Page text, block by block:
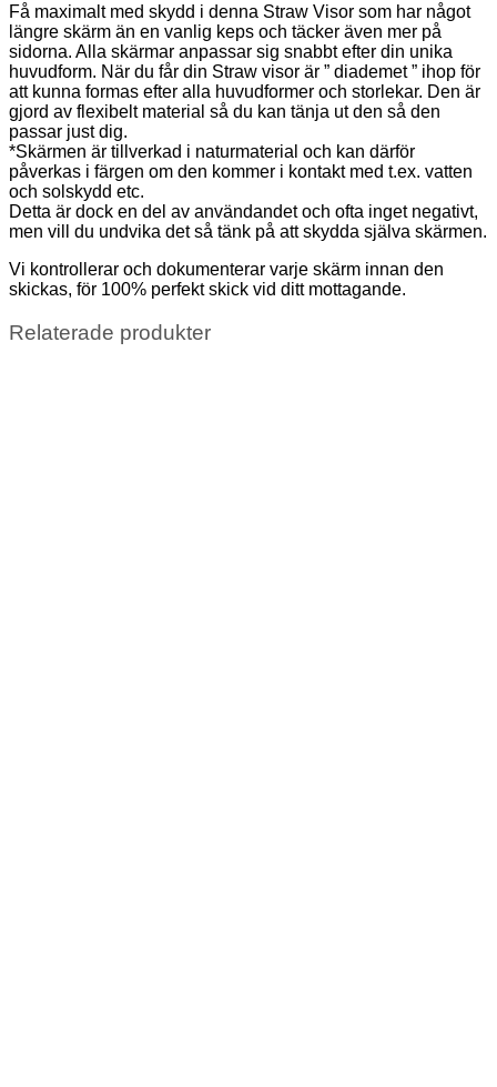
Få maximalt med skydd i denna Straw Visor som har något
längre skärm än en vanlig keps och täcker även mer på
sidorna. Alla skärmar anpassar sig snabbt efter din unika
huvudform. När du får din Straw visor är ” diademet ” ihop för
att kunna formas efter alla huvudformer och storlekar. Den är
gjord av flexibelt material så du kan tänja ut den så den
passar just dig.
*Skärmen är tillverkad i naturmaterial och kan därför
påverkas i färgen om den kommer i kontakt med t.ex. vatten
och solskydd etc.
Detta är dock en del av användandet och ofta inget negativt,
men vill du undvika det så tänk på att skydda själva skärmen.
Vi kontrollerar och dokumenterar varje skärm innan den
skickas, för 100% perfekt skick vid ditt mottagande.
Relaterade produkter